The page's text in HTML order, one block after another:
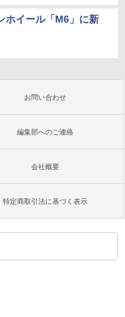
ホイール「M6」に新
お問い合わせ
編集部へのご連絡
会社概要
特定商取引法に基づく表示